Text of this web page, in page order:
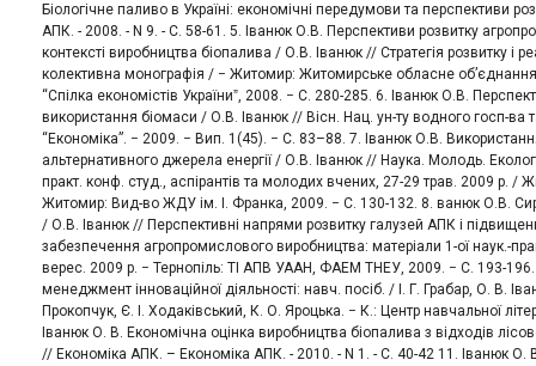
Біологічне паливо в Україні: економічні передумови та перспективи
АПК. - 2008. - N 9. - С. 58-61. 5. Іванюк О.В. Перспективи розвитку
контексті виробництва біопалива / О.В. Іванюк // Стратегія розвитку і
колективна монографія / − Житомир: Житомирське обласне об’єднання
“Спілка економістів Україниˮ, 2008. − С. 280-285. 6. Іванюк О.В.
використання біомаси / О.В. Іванюк // Вісн. Нац. ун-ту водного госп-ва
“Економіка”. − 2009. − Вип. 1(45). − С. 83–88. 7. Іванюк О.В.
альтернативного джерела енергії / О.В. Іванюк // Наука. Молодь.
практ. конф. студ., аспірантів та молодих вчених, 27-29 трав. 2009 р. /
Житомир: Вид-во ЖДУ ім. І. Франка, 2009. − С. 130-132. 8. ванюк О.В.
/ О.В. Іванюк // Перспективні напрями розвитку галузей АПК і
забезпечення агропромислового виробництва: матеріали 1-ої наук.-
верес. 2009 р. − Тернопіль: ТІ АПВ УААН, ФАЕМ ТНЕУ, 2009. − С. 193-
менеджмент інноваційної діяльності: навч. посіб. / І. Г. Грабар, О. В.
Прокопчук, Є. І. Ходаківський, К. О. Яроцька. − К.: Центр навчальної
Іванюк О. В. Економічна оцінка виробництва біопалива з відходів
// Економіка АПК. – Економіка АПК. - 2010. - N 1. - С. 40-42 11. Іванюк О.